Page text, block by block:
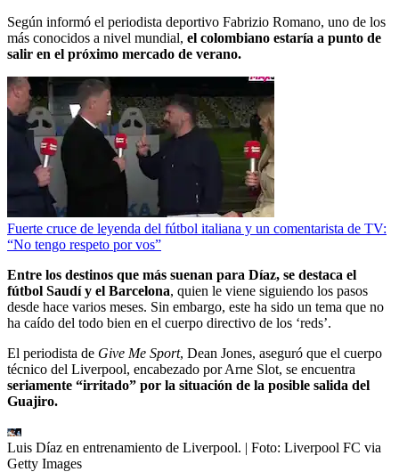
Según informó el periodista deportivo Fabrizio Romano, uno de los
más conocidos a nivel mundial, el colombiano estaría a punto de
salir en el próximo mercado de verano.
Fuerte cruce de leyenda del fútbol italiana y un comentarista de TV:
“No tengo respeto por vos”
Entre los destinos que más suenan para Díaz, se destaca el
fútbol Saudí y el Barcelona, quien le viene siguiendo los pasos
desde hace varios meses. Sin embargo, este ha sido un tema que no
ha caído del todo bien en el cuerpo directivo de los ‘reds’.
El periodista de Give Me Sport, Dean Jones, aseguró que el cuerpo
técnico del Liverpool, encabezado por Arne Slot, se encuentra
seriamente “irritado” por la situación de la posible salida del
Guajiro.
Luis Díaz en entrenamiento de Liverpool. | Foto: Liverpool FC via
Getty Images